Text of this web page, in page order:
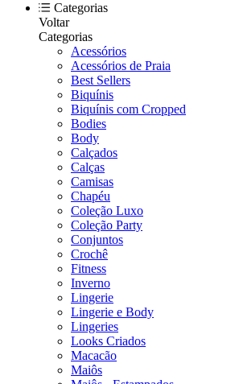
Categorias
Voltar
Categorias
Acessórios
Acessórios de Praia
Best Sellers
Biquínis
Biquínis com Cropped
Bodies
Body
Calçados
Calças
Camisas
Chapéu
Coleção Luxo
Coleção Party
Conjuntos
Crochê
Fitness
Inverno
Lingerie
Lingerie e Body
Lingeries
Looks Criados
Macacão
Maiôs